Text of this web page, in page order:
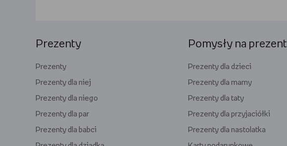
Prezenty
Prezenty
Prezenty dla niej
Prezenty dla niego
Prezenty dla par
Prezenty dla babci
Pomysły na prezent
Prezenty dla dzieci
Prezenty dla mamy
Prezenty dla taty
Prezenty dla przyjaciółki
Prezenty dla nastolatka